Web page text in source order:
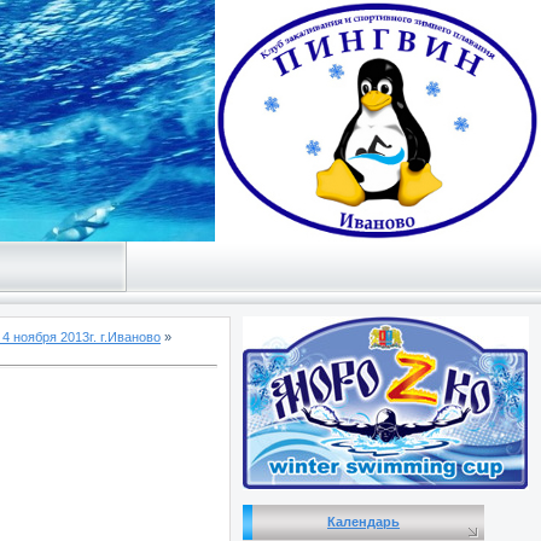
ноября 2013г. г.Иваново »
Календарь